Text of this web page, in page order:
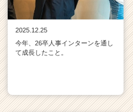
2025.12.25
今年、26卒人事インターンを通し
て成長したこと。